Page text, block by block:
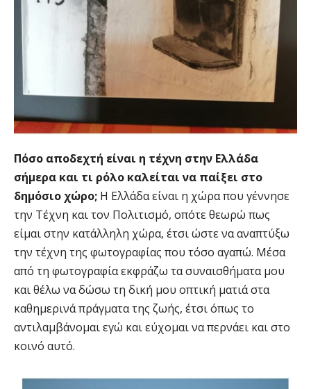
Πόσο αποδεχτή είναι η τέχνη στην Ελλάδα
σήμερα και τι ρόλο καλείται να παίξει στο
δημόσιο χώρο; Η Ελλάδα είναι η χώρα που γέννησε
την Τέχνη και τον Πολιτισμό, οπότε θεωρώ πως
είμαι στην κατάλληλη χώρα, έτσι ώστε να αναπτύξω
την τέχνη της φωτογραφίας που τόσο αγαπώ. Μέσα
από τη φωτογραφία εκφράζω τα συναισθήματα μου
και θέλω να δώσω τη δική μου οπτική ματιά στα
καθημερινά πράγματα της ζωής, έτσι όπως το
αντιλαμβάνομαι εγώ και εύχομαι να περνάει και στο
κοινό αυτό.